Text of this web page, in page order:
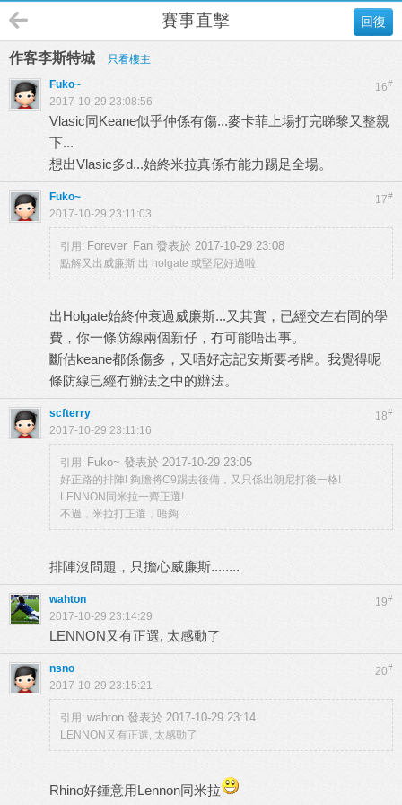
回復
賽事直擊
作客李斯特城 只看樓主
16#
Fuko~
2017-10-29 23:08:56
Vlasic同Keane似乎仲係有傷...麥卡菲上場打完睇黎又整親
下...
想出Vlasic多d...始終米拉真係冇能力踢足全場。
17#
Fuko~
2017-10-29 23:11:03
引用: Forever_Fan 發表於 2017-10-29 23:08
點解又出威廉斯 出 holgate 或堅尼好過啦
出Holgate始終仲衰過威廉斯...又其實，已經交左右閘的學
費，你一條防線兩個新仔，冇可能唔出事。
斷估keane都係傷多，又唔好忘記安斯要考牌。我覺得呢
條防線已經冇辦法之中的辦法。
18#
scfterry
2017-10-29 23:11:16
引用: Fuko~ 發表於 2017-10-29 23:05
好正路的排陣! 夠膽將C9踢去後備，又只係出朗尼打後一格!
LENNON同米拉一齊正選!
不過，米拉打正選，唔夠 ...
排陣沒問題，只擔心威廉斯........
19#
wahton
2017-10-29 23:14:29
LENNON又有正選, 太感動了
20#
nsno
2017-10-29 23:15:21
引用: wahton 發表於 2017-10-29 23:14
LENNON又有正選, 太感動了
Rhino好鍾意用Lennon同米拉